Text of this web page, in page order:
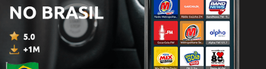
成人睡前故事
Sons para relaxar | by
Relaxing White Noise